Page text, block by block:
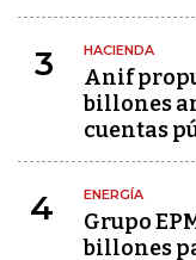
3 HACIENDA
Anif
billones
cuentas
4 ENERGÍA
Grupo
billones